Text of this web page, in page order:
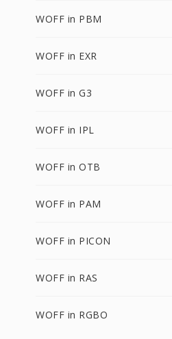
WOFF in PBM
WOFF in EXR
WOFF in G3
WOFF in IPL
WOFF in OTB
WOFF in PAM
WOFF in PICON
WOFF in RAS
WOFF in RGBO